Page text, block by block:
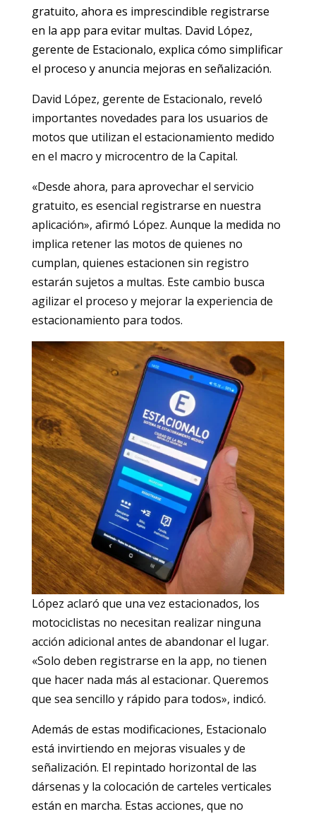
gratuito, ahora es imprescindible registrarse
en la app para evitar multas. David López,
gerente de Estacionalo, explica cómo simplificar
el proceso y anuncia mejoras en señalización.
David López, gerente de Estacionalo, reveló
importantes novedades para los usuarios de
motos que utilizan el estacionamiento medido
en el macro y microcentro de la Capital.
«Desde ahora, para aprovechar el servicio
gratuito, es esencial registrarse en nuestra
aplicación», afirmó López. Aunque la medida no
implica retener las motos de quienes no
cumplan, quienes estacionen sin registro
estarán sujetos a multas. Este cambio busca
agilizar el proceso y mejorar la experiencia de
estacionamiento para todos.
López aclaró que una vez estacionados, los
motociclistas no necesitan realizar ninguna
acción adicional antes de abandonar el lugar.
«Solo deben registrarse en la app, no tienen
que hacer nada más al estacionar. Queremos
que sea sencillo y rápido para todos», indicó.
Además de estas modificaciones, Estacionalo
está invirtiendo en mejoras visuales y de
señalización. El repintado horizontal de las
dársenas y la colocación de carteles verticales
están en marcha. Estas acciones, que no